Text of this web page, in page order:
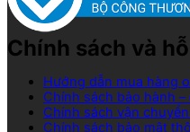
Chính sách và
Hướng dẫn mua hàng
Chính sách bảo hành –
Chính sách vận
Chính sách bảo mật